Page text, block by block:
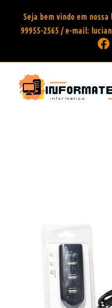
Seja bem vindo em nossa
99955-2565 / e-mail: